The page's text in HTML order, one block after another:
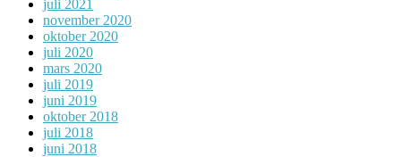
juli 2021
november 2020
oktober 2020
juli 2020
mars 2020
juli 2019
juni 2019
oktober 2018
juli 2018
juni 2018